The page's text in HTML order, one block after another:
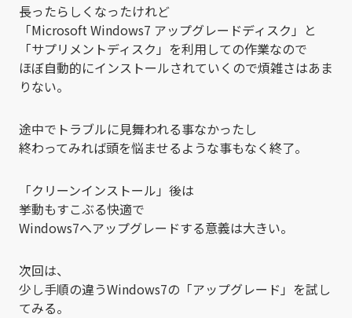
長ったらしくなったけれど
「Microsoft Windows7 アップグレードディスク」と
「サプリメントディスク」を利用しての作業なので
ほぼ自動的にインストールされていくので煩雑さはあま
りない。
途中でトラブルに見舞われる事なかったし
終わってみれば頭を悩ませるような事もなく終了。
「クリーンインストール」後は
挙動もすこぶる快適で
Windows7へアップグレードする意義は大きい。
次回は、
少し手順の違うWindows7の「アップグレード」を試し
てみる。